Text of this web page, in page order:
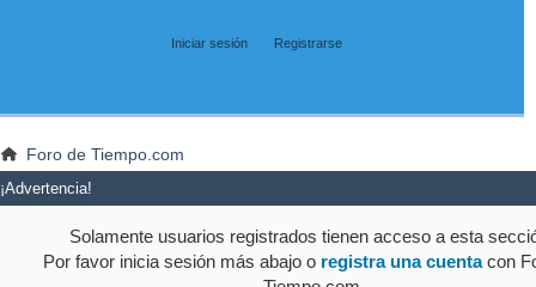
Iniciar sesión Registrarse
Foro de Tiempo.com
¡Advertencia!
Solamente usuarios registrados tienen acceso a esta
Por favor inicia sesión más abajo o registra una cuentacon